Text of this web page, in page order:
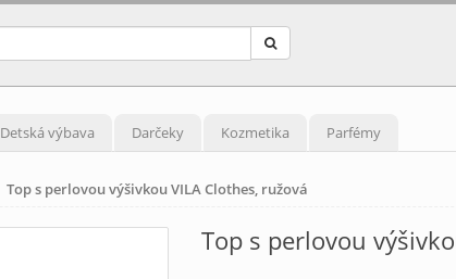
Detská výbava Darčeky Kozmetika Parfémy
Top s perlovou výšivkou VILA Clothes, ružová
Top s perlovou